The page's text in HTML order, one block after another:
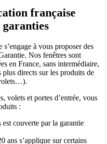
française
à vous proposer des
Nos fenêtres sont
en France, sans intermédiaire,
directs sur les produits de
volets et portes d’entrée, vous
:
couverte par la garantie
ans s’applique sur certains